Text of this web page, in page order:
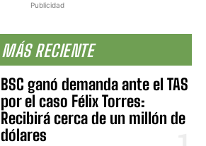
Publicidad
MÁS RECIENTE
BSC ganó demanda ante el TAS
por el caso Félix Torres:
Recibirá cerca de un millón de
dólares